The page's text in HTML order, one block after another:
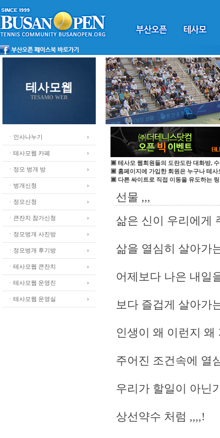
테사모웹
TESAMO WEB
ㆍ인사나누기
ㆍ테사모웹 카페
ㆍ정모 벙개 방
ㆍ벙개신청
ㆍ정모신청
ㆍ큰잔치 참가신청
ㆍ정모벙개 사진방
ㆍ정모벙개 후기방
ㆍ테사모웹 큰잔치
ㆍ테사모웹 운영진
ㆍ테사모웹 운영실
▣ 테사모 웹회원들의 도란도란 대화방,
▣ 홈페이지에 가입한 회원은 누구나 테사
▣ 다른 싸이트로 직접 이동을 유도하는
선물 ,,,
삶은 신이 우리에게
삶을 열심히 살아가
어제보다 나은 내일
보다 즐겁게 살아가
인생이 왜 이런지 왜
주어진 조건속에 열
우리가 할일이 아닌
상선약수 처럼 ,,,,!